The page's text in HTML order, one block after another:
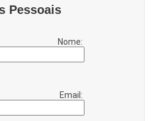
Pessoais
Nome:
Email: